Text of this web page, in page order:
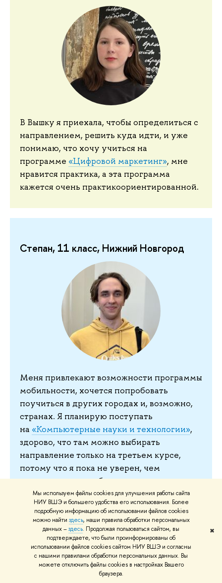
Мы используем файлы cookies для улучшения работы сайта
НИУ ВШЭ и большего удобства его использования. Более
подробную информацию об использовании файлов cookies
можно найти здесь, наши правила обработки персональных
данных –здесь. Продолжая пользоваться сайтом, вы
подтверждаете, что были проинформированы об
использовании файлов cookies сайтом НИУ ВШЭ и согласны
с нашими правилами обработки персональных данных. Вы
можете отключить файлы cookies в настройках Вашего
браузера.
✖
В Вышку я приехала, чтобы определиться с
направлением, решить куда идти, и уже
понимаю, что хочу учиться на
программе «Цифровой маркетинг», мне
нравится практика, а эта программа
кажется очень практикоориентированной.
Степан, 11 класс, Нижний Новгород
Меня привлекают возможности программы
мобильности, хочется попробовать
поучиться в других городах и, возможно,
странах. Я планирую поступать
на «Компьютерные науки и технологии»,
здорово, что там можно выбирать
направление только на третьем курсе,
потому что я пока не уверен, чем
конкретно я хотел бы заниматься, но пока
думаю об аналитике данных.
Нижегородский регион активно развивается в
последние несколько лет, и Высшая школа
экономики принимает в этом активное участие -
силами студентов, компетенциями выпускников и